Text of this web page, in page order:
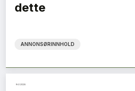
dette
ANNONSØRINNHOLD